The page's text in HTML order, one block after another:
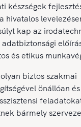
készségek
hivatalos
kap az
és etikus
biztos szakmai
önállóan és
bármely